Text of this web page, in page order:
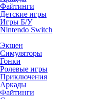
Файтинги
Детские игры
Игры Б/У
Nintendo Switch
Экшен
Симуляторы
Гонки
Ролевые игры
Приключения
Аркады
Файтинги